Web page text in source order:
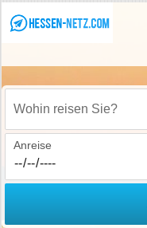
Wohin reisen Sie?
Anreise